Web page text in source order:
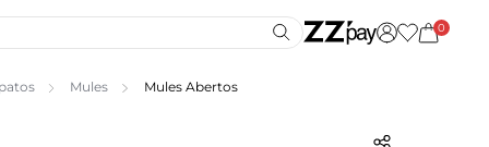
0
Mules Mules Abertos